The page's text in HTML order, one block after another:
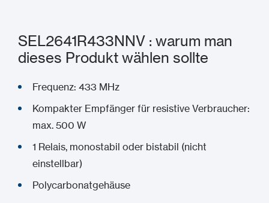
SEL2641R433NNV : warum man
dieses Produkt wählen sollte
Frequenz: 433 MHz
Kompakter Empfänger für resistive Verbraucher:
max. 500 W
1 Relais, monostabil oder bistabil (nicht
einstellbar)
Polycarbonatgehäuse